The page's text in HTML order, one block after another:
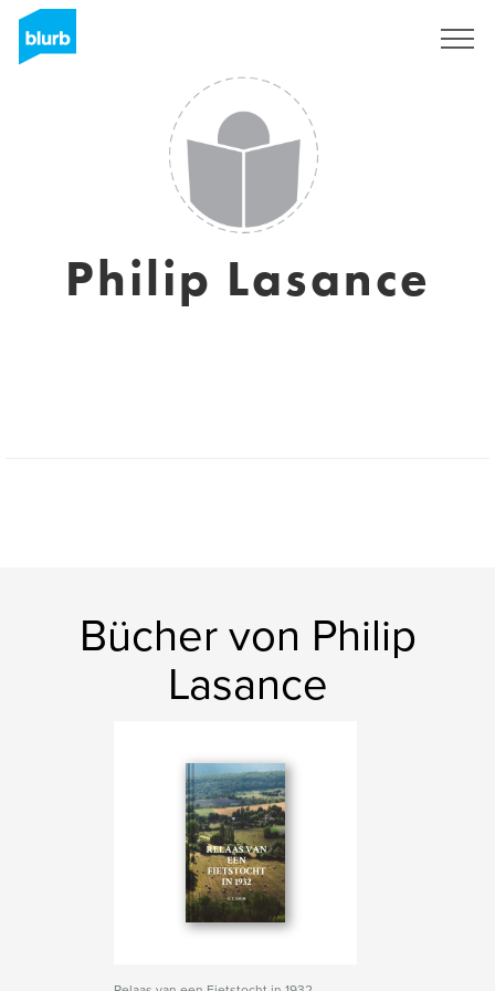
Philip Lasance
Bücher von Philip
Lasance